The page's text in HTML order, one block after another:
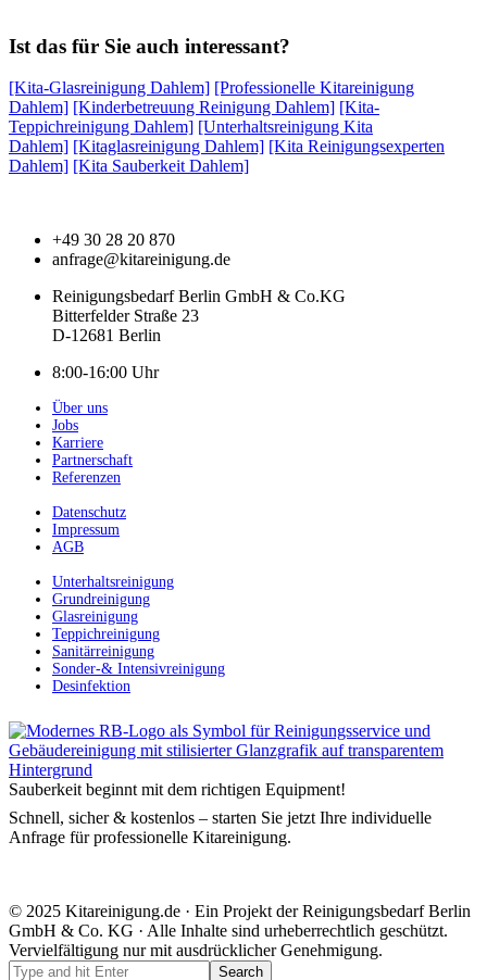
Ist das für Sie auch interessant?
[Kita-Glasreinigung Dahlem] [Professionelle Kitareinigung
Dahlem] [Kinderbetreuung Reinigung Dahlem] [Kita-
Teppichreinigung Dahlem] [Unterhaltsreinigung Kita
Dahlem] [Kitaglasreinigung Dahlem] [Kita Reinigungsexperten
Dahlem] [Kita Sauberkeit Dahlem]
+49 30 28 20 870
anfrage@kitareinigung.de
Reinigungsbedarf Berlin GmbH & Co.KG
Bitterfelder Straße 23
D-12681 Berlin
8:00-16:00 Uhr
Über uns
Jobs
Karriere
Partnerschaft
Referenzen
Datenschutz
Impressum
AGB
Unterhaltsreinigung
Grundreinigung
Glasreinigung
Teppichreinigung
Sanitärreinigung
Sonder-& Intensivreinigung
Desinfektion
Sauberkeit beginnt mit dem richtigen Equipment!
Schnell, sicher & kostenlos – starten Sie jetzt Ihre individuelle
Anfrage für professionelle Kitareinigung.
© 2025 Kitareinigung.de · Ein Projekt der Reinigungsbedarf Berlin
GmbH & Co. KG · Alle Inhalte sind urheberrechtlich geschützt.
Vervielfältigung nur mit ausdrücklicher Genehmigung.